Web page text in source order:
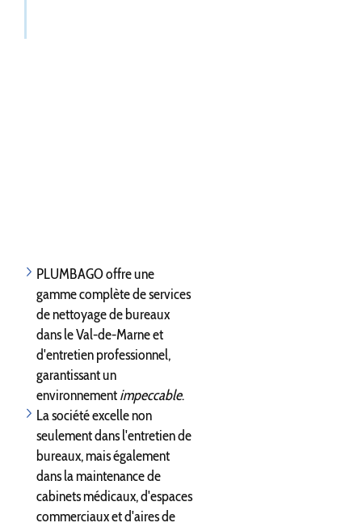
PLUMBAGO offre une
gamme complète de services
de nettoyage de bureaux
dans le Val-de-Marne et
d'entretien professionnel,
garantissant un
environnementimpeccable.
La société excelle non
seulement dans l'entretien de
bureaux, mais également
dans la maintenance de
cabinets médicaux, d'espaces
commerciaux et d'aires de